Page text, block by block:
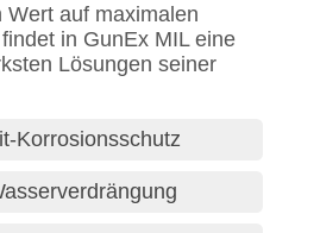
Wert auf maximalen
in GunEx MIL eine
Lösungen seiner
Korrosionsschutz